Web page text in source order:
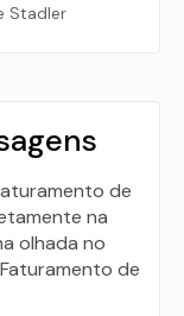
Stadler
de
na
olhada no
de